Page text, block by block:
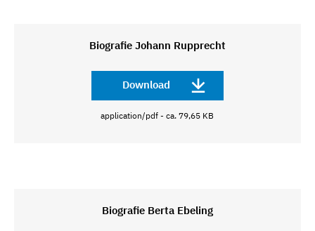
Biografie Johann Rupprecht
Download
application/pdf - ca. 79,65 KB
Biografie Berta Ebeling